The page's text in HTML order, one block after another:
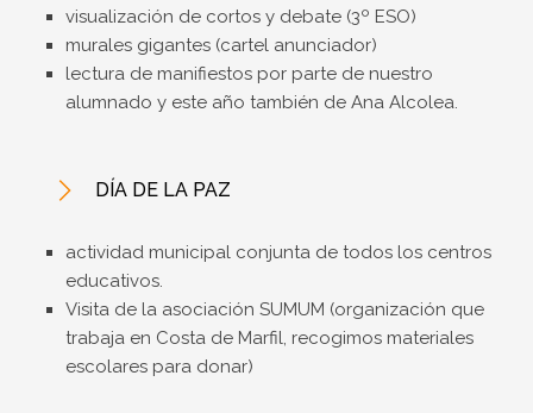
visualización de cortos y debate (3º ESO)​
murales gigantes (cartel anunciador)​
lectura de manifiestos por parte de nuestro
alumnado y este año también de Ana Alcolea.​
DÍA DE LA PAZ
actividad municipal conjunta de todos los centros
educativos.
Visita de la asociación SUMUM (organización que
trabaja en Costa de Marfil, recogimos materiales
escolares para donar)